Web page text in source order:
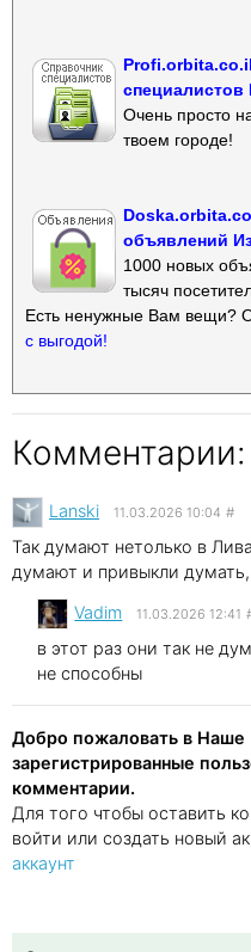
специалистов
Очень просто
твоем городе!
объявлений
1000 новых
тысяч
Есть ненужные Вам вещи?
с выгодой!
Комментарии:
Lanski 11.03.2026 10:04 #
Так думают нетолько в
думают и привыкли
Vadim 11.03.2026 12:41
в этот раз они так не
не способны
Добро пожаловать в Наше
зарегистрированные
комментарии.
Для того чтобы оставить
войти или создать новый
аккаунт